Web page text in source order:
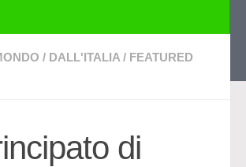
/ DALL'ITALIA / FEATURED
di